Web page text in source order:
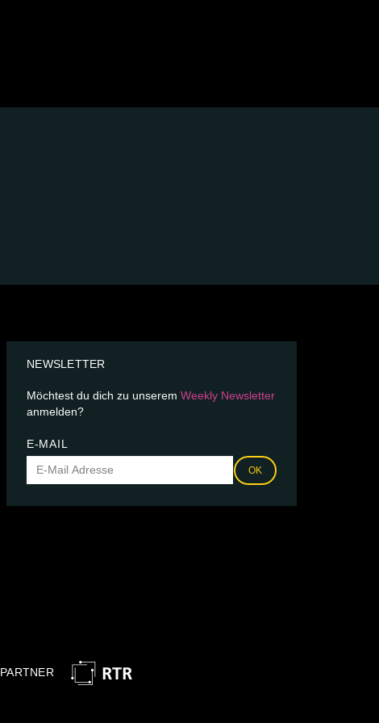
NEWSLETTER
Möchtest du dich zu unserem Weekly Newsletter
anmelden?
E-MAIL
OK
PARTNER